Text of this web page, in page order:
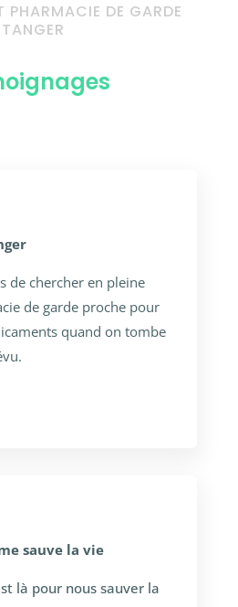
PHARMACIE DE GARDE
TANGER
de chercher en pleine
de garde proche pour
quand on tombe
sauve la vie
là pour nous sauver la